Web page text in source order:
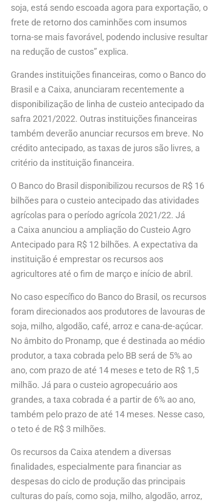
soja, está sendo escoada agora para exportação, o
frete de retorno dos caminhões com insumos
torna-se mais favorável, podendo inclusive resultar
na redução de custos” explica.
Grandes instituições financeiras, como o Banco do
Brasil e a Caixa, anunciaram recentemente a
disponibilização de linha de custeio antecipado da
safra 2021/2022. Outras instituições financeiras
também deverão anunciar recursos em breve. No
crédito antecipado, as taxas de juros são livres, a
critério da instituição financeira.
O Banco do Brasil disponibilizou recursos de R$ 16
bilhões para o custeio antecipado das atividades
agrícolas para o período agrícola 2021/22. Já
a Caixa anunciou a ampliação do Custeio Agro
Antecipado para R$ 12 bilhões. A expectativa da
instituição é emprestar os recursos aos
agricultores até o fim de março e início de abril.
No caso específico do Banco do Brasil, os recursos
foram direcionados aos produtores de lavouras de
soja, milho, algodão, café, arroz e cana-de-açúcar.
No âmbito do Pronamp, que é destinada ao médio
produtor, a taxa cobrada pelo BB será de 5% ao
ano, com prazo de até 14 meses e teto de R$ 1,5
milhão. Já para o custeio agropecuário aos
grandes, a taxa cobrada é a partir de 6% ao ano,
também pelo prazo de até 14 meses. Nesse caso,
o teto é de R$ 3 milhões.
Os recursos da Caixa atendem a diversas
finalidades, especialmente para financiar as
despesas do ciclo de produção das principais
culturas do país, como soja, milho, algodão, arroz,